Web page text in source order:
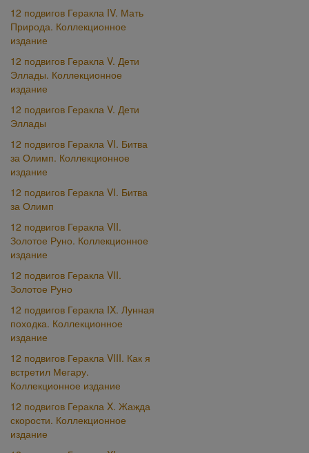
12 подвигов Геракла IV. Мать
Природа. Коллекционное
издание
12 подвигов Геракла V. Дети
Эллады. Коллекционное
издание
12 подвигов Геракла V. Дети
Эллады
12 подвигов Геракла VI. Битва
за Олимп. Коллекционное
издание
12 подвигов Геракла VI. Битва
за Олимп
12 подвигов Геракла VII.
Золотое Руно. Коллекционное
издание
12 подвигов Геракла VII.
Золотое Руно
12 подвигов Геракла IX. Лунная
походка. Коллекционное
издание
12 подвигов Геракла VIII. Как я
встретил Мегару.
Коллекционное издание
12 подвигов Геракла X. Жажда
скорости. Коллекционное
издание